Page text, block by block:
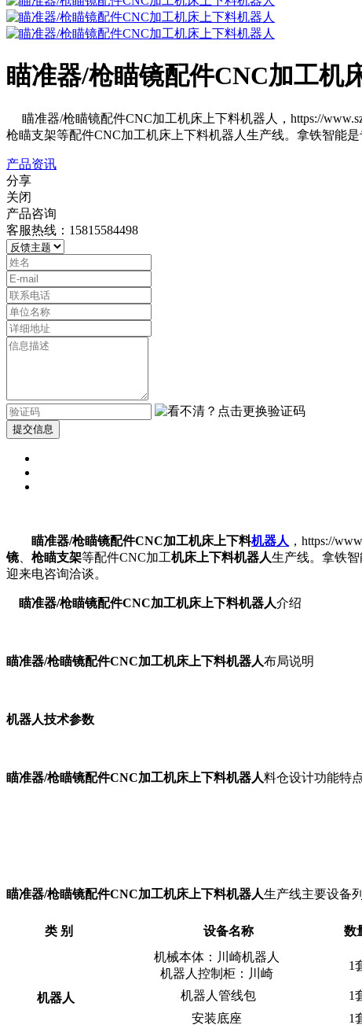
瞄准器/枪瞄镜配件CNC加工机
瞄准器/枪瞄镜配件CNC加工机床上下料机器人，https://
枪瞄支架等配件CNC加工机床上下料机器人生产线。拿铁智能
产品资讯
分享
关闭
产品咨询
客服热线：15815584498
提交信息
瞄准器/枪瞄镜配件CNC加工机床上下料机器人 ，https://
镜、 枪瞄支架等配件CNC加工机床上下料机器人生产线。拿铁
迎来电咨询洽谈。
瞄准器/枪瞄镜配件CNC加工机床上下料机器人介绍
瞄准器/枪瞄镜配件CNC加工机床上下料机器人布局说明
机器人技术参数
瞄准器/枪瞄镜配件CNC加工机床上下料机器人料仓设计功能特
瞄准器/枪瞄镜配件CNC加工机床上下料机器人生产线主要设备
类 别 设备名称 数
机器人
机械本体：川崎机器人
机器人控制柜：川崎
1
机器人管线包
1
安装底座
1